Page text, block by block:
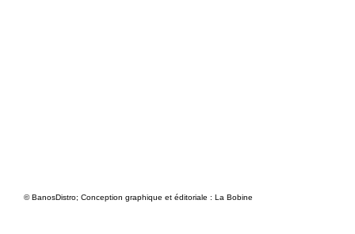
© BanosDistro; Conception graphique et éditoriale : La Bobine